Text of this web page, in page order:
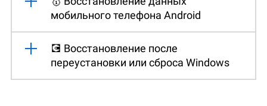
мобильного телефона Android
💽 Восстановление после
переустановки или сброса Windows